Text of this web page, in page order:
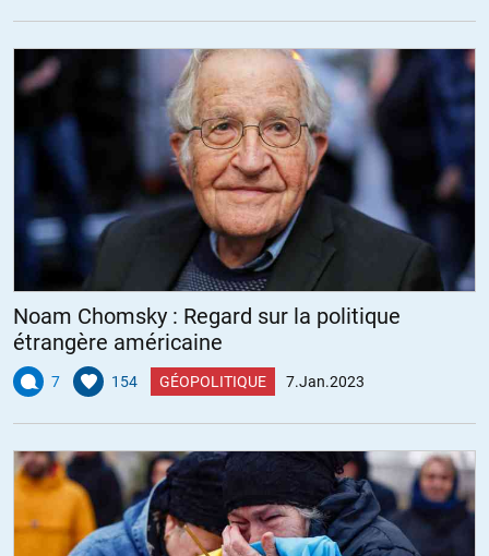
Noam Chomsky : Regard sur la politique
étrangère américaine
7 154 GÉOPOLITIQUE 7.Jan.2023